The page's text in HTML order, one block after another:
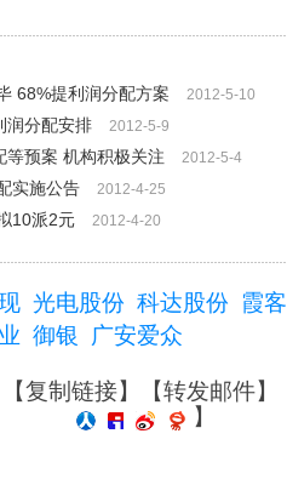
68%提利润分配方案
2012-5-10
润分配安排 2012-5-9
等预案 机构积极关注 2012-5-4
实施公告 2012-4-25
10派2元 2012-4-20
光电股份 科达股份
霞
御银 广安爱众
复制链接】【转发邮件】
】